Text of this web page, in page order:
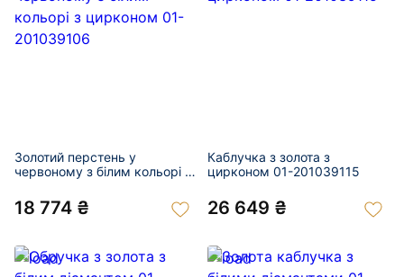
Золотий перстень у
червоному з білим кольорі з
18 774 ₴
Каблучка з золота з
цирконом 01-201039115
26 649 ₴